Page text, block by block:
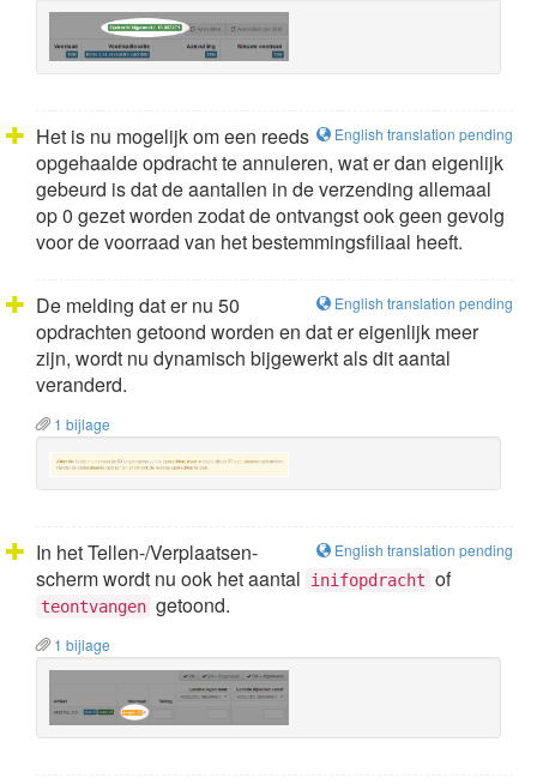
English translation pending
Het is nu mogelijk om een reeds
opgehaalde opdracht te annuleren, wat er dan eigenlijk
gebeurd is dat de aantallen in de verzending allemaal
op 0 gezet worden zodat de ontvangst ook geen gevolg
voor de voorraad van het bestemmingsfiliaal heeft.
English translation pending
De melding dat er nu 50
opdrachten getoond worden en dat er eigenlijk meer
zijn, wordt nu dynamisch bijgewerkt als dit aantal
veranderd.
1 bijlage
English translation pending
In het Tellen-/Verplaatsen-
scherm wordt nu ook het aantal
inifopdracht of
teontvangen getoond.
1 bijlage